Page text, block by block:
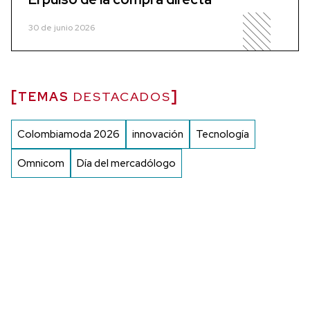
30 de junio 2026
TEMAS DESTACADOS
Colombiamoda 2026 innovación Tecnología
Omnicom Día del mercadólogo